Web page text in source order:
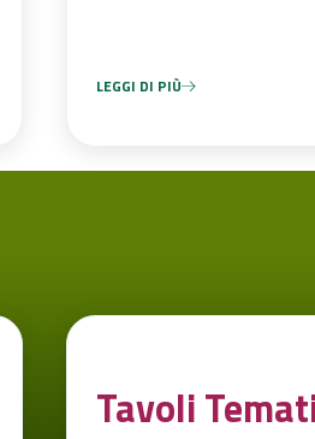
LEGGI DI PIÙ
Tavoli